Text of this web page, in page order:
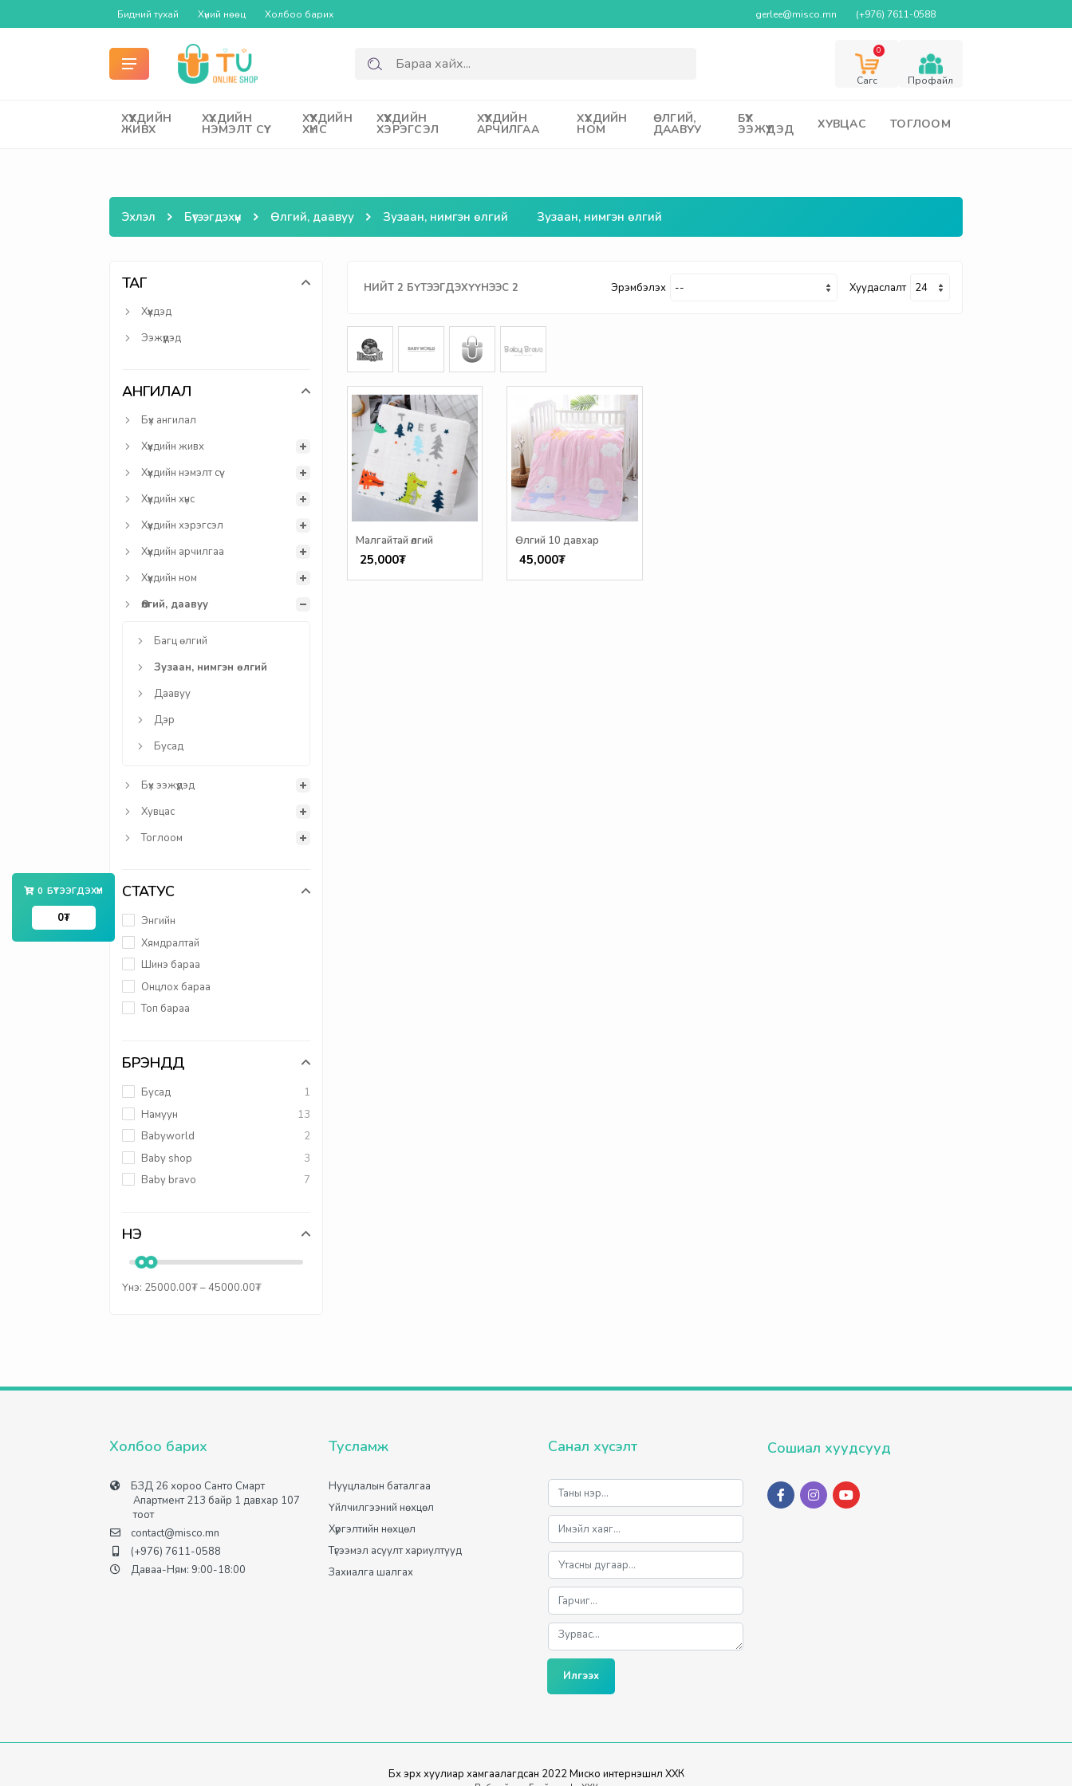
Бидний тухай Хүний нөөц Холбоо барих gerlee@misco.mn (+976) 7611-0588
0
Cагс Профайл
ХҮҮХДИЙН
ЖИВХ
ХҮҮХДИЙН
НЭМЭЛТ СҮҮ
ХҮҮХДИЙН
ХҮНС
ХҮҮХДИЙН
ХЭРЭГСЭЛ
ХҮҮХДИЙН
АРЧИЛГАА
ХҮҮХДИЙН
НОМ
ӨЛГИЙ,
ДААВУУ
БҮХ
ЭЭЖҮҮДЭД ХУВЦАС ТОГЛООМ
Эхлэл Бүтээгдэхүүн Өлгий, даавуу Зузаан, нимгэн өлгий Зузаан, нимгэн өлгий
ТАГ
Хүүхдэд
Ээжүүдэд
АНГИЛАЛ
Бүх ангилал
Хүүхдийн живх
Хүүхдийн нэмэлт сүү
Хүүхдийн хүнс
Хүүхдийн хэрэгсэл
Хүүхдийн арчилгаа
Хүүхдийн ном
Өлгий, даавуу
Багц өлгий
Зузаан, нимгэн өлгий
Даавуу
Дэр
Бусад
Бүх ээжүүдэд
Хувцас
Тоглоом
СТАТУС
Энгийн
Хямдралтай
Шинэ бараа
Онцлох бараа
Топ бараа
БРЭНДҮҮД
Бусад
1
Намуун
13
Babyworld
2
Baby shop
3
Baby bravo
7
ҮНЭ
Үнэ: 25000.00₮–45000.00₮
НИЙТ 2 БҮТЭЭГДЭХҮҮНЭЭС 2 Эрэмбэлэх Хуудаслалт
Малгайтай өлгий
25,000₮
Өлгий 10 давхар
45,000₮
Холбоо барих
БЗД 26 хороо Санто Смарт
Апартмент 213 байр 1 давхар 107
тоот
contact@misco.mn
(+976) 7611-0588
Даваа-Ням: 9:00-18:00
Тусламж
Нууцлалын баталгаа
Үйлчилгээний нөхцөл
Хүргэлтийн нөхцөл
Түгээмэл асуулт хариултууд
Захиалга шалгах
Санал хүсэлт
Илгээх
Сошиал хуудсууд
Бүх эрх хуулиар хамгаалагдсан 2022 Миско интернэшнл ХХК
0 БҮТЭЭГДЭХҮҮН
0₮